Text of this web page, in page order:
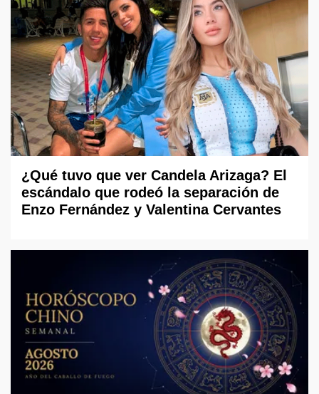
¿Qué tuvo que ver Candela Arizaga? El
escándalo que rodeó la separación de
Enzo Fernández y Valentina Cervantes